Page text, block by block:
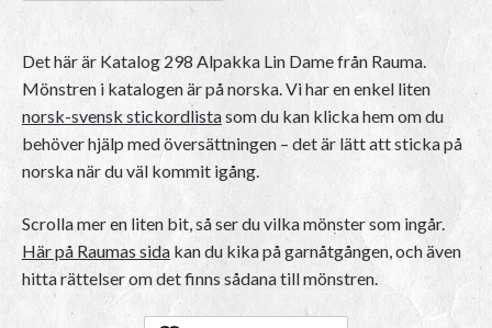
Det här är Katalog 298 Alpakka Lin Dame från Rauma.
Mönstren i katalogen är på norska. Vi har en enkel liten
norsk-svensk stickordlistasom du kan klicka hem om du
behöver hjälp med översättningen – det är lätt att sticka på
norska när du väl kommit igång.
Scrolla mer en liten bit, så ser du vilka mönster som ingår.
Här på Raumas sidakan du kika på garnåtgången, och även
hitta rättelser om det finns sådana till mönstren.